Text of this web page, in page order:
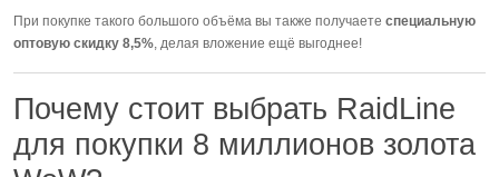
При покупке такого большого объёма вы также получаете специальную
оптовую скидку 8,5% , делая вложение ещё выгоднее!
Почему стоит выбрать RaidLine
для покупки 8 миллионов золота